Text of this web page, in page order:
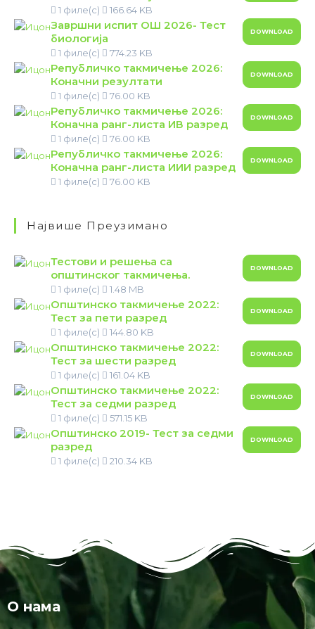
1 филе(с) 166.64 KB
Завршни испит ОШ 2026- Тест
биологија
1 филе(с) 774.23 KB
DOWNLOAD
Републичко такмичење 2026:
Коначни резултати
1 филе(с) 76.00 KB
DOWNLOAD
Републичко такмичење 2026:
Коначна ранг-листа ИВ разред
1 филе(с) 76.00 KB
DOWNLOAD
Републичко такмичење 2026:
Коначна ранг-листа ИИИ разред
1 филе(с) 76.00 KB
DOWNLOAD
Највише Преузимано
Тестови и решења са
општинског такмичења.
1 филе(с) 1.48 MB
DOWNLOAD
Општинско такмичење 2022:
Тест за пети разред
1 филе(с) 144.80 KB
DOWNLOAD
Општинско такмичење 2022:
Тест за шести разред
1 филе(с) 161.04 KB
DOWNLOAD
Општинско такмичење 2022:
Тест за седми разред
1 филе(с) 571.15 KB
DOWNLOAD
Општинско 2019- Тест за седми
разред
1 филе(с) 210.34 KB
DOWNLOAD
О нама